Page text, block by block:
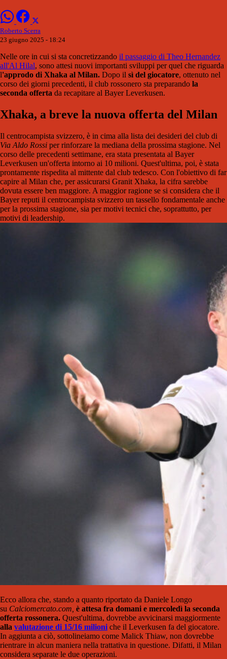
Roberto Scerra
23 giugno 2025 - 18:24
Nelle ore in cui si sta concretizzando il passaggio di Theo Hernandez
all'Al Hilal, sono attesi nuovi importanti sviluppi per quel che riguarda
l'approdo di Xhaka al Milan. Dopo il sì del giocatore, ottenuto nel
corso dei giorni precedenti, il club rossonero sta preparando la
seconda offerta da recapitare al Bayer Leverkusen.
Xhaka, a breve la nuova offerta del Milan
Il centrocampista svizzero, è in cima alla lista dei desideri del club di
Via Aldo Rossi per rinforzare la mediana della prossima stagione. Nel
corso delle precedenti settimane, era stata presentata al Bayer
Leverkusen un'offerta intorno ai 10 milioni. Quest'ultima, poi, è stata
prontamente rispedita al mittente dal club tedesco. Con l'obiettivo di far
capire al Milan che, per assicurarsi Granit Xhaka, la cifra sarebbe
dovuta essere ben maggiore. A maggior ragione se si considera che il
Bayer reputi il centrocampista svizzero un tassello fondamentale anche
per la prossima stagione, sia per motivi tecnici che, soprattutto, per
motivi di leadership.
Ecco allora che, stando a quanto riportato da Daniele Longo
su Calciomercato.com, è attesa fra domani e mercoledì la seconda
offerta rossonera. Quest'ultima, dovrebbe avvicinarsi maggiormente
alla valutazione di 15/16 milioni che il Leverkusen fa del giocatore.
In aggiunta a ciò, sottolineiamo come Malick Thiaw, non dovrebbe
rientrare in alcun maniera nella trattativa in questione. Difatti, il Milan
considera separate le due operazioni.